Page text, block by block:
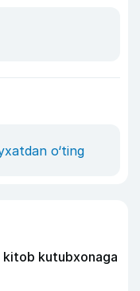
o‘ting
kitob kutubxonaga